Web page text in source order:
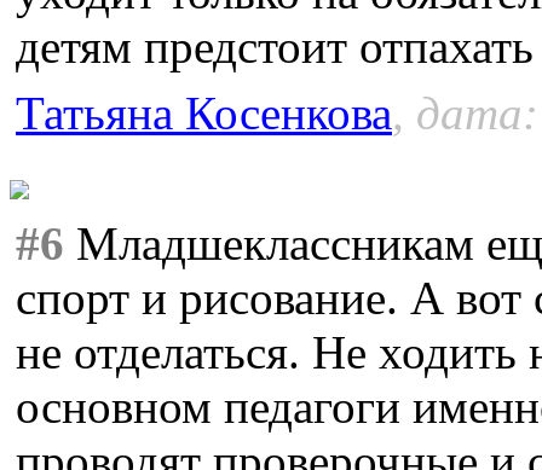
детям предстоит
Татьяна Косенкова,
#6 Младшеклассникам
спорт и рисование. А
не отделаться. Не
основном педагоги